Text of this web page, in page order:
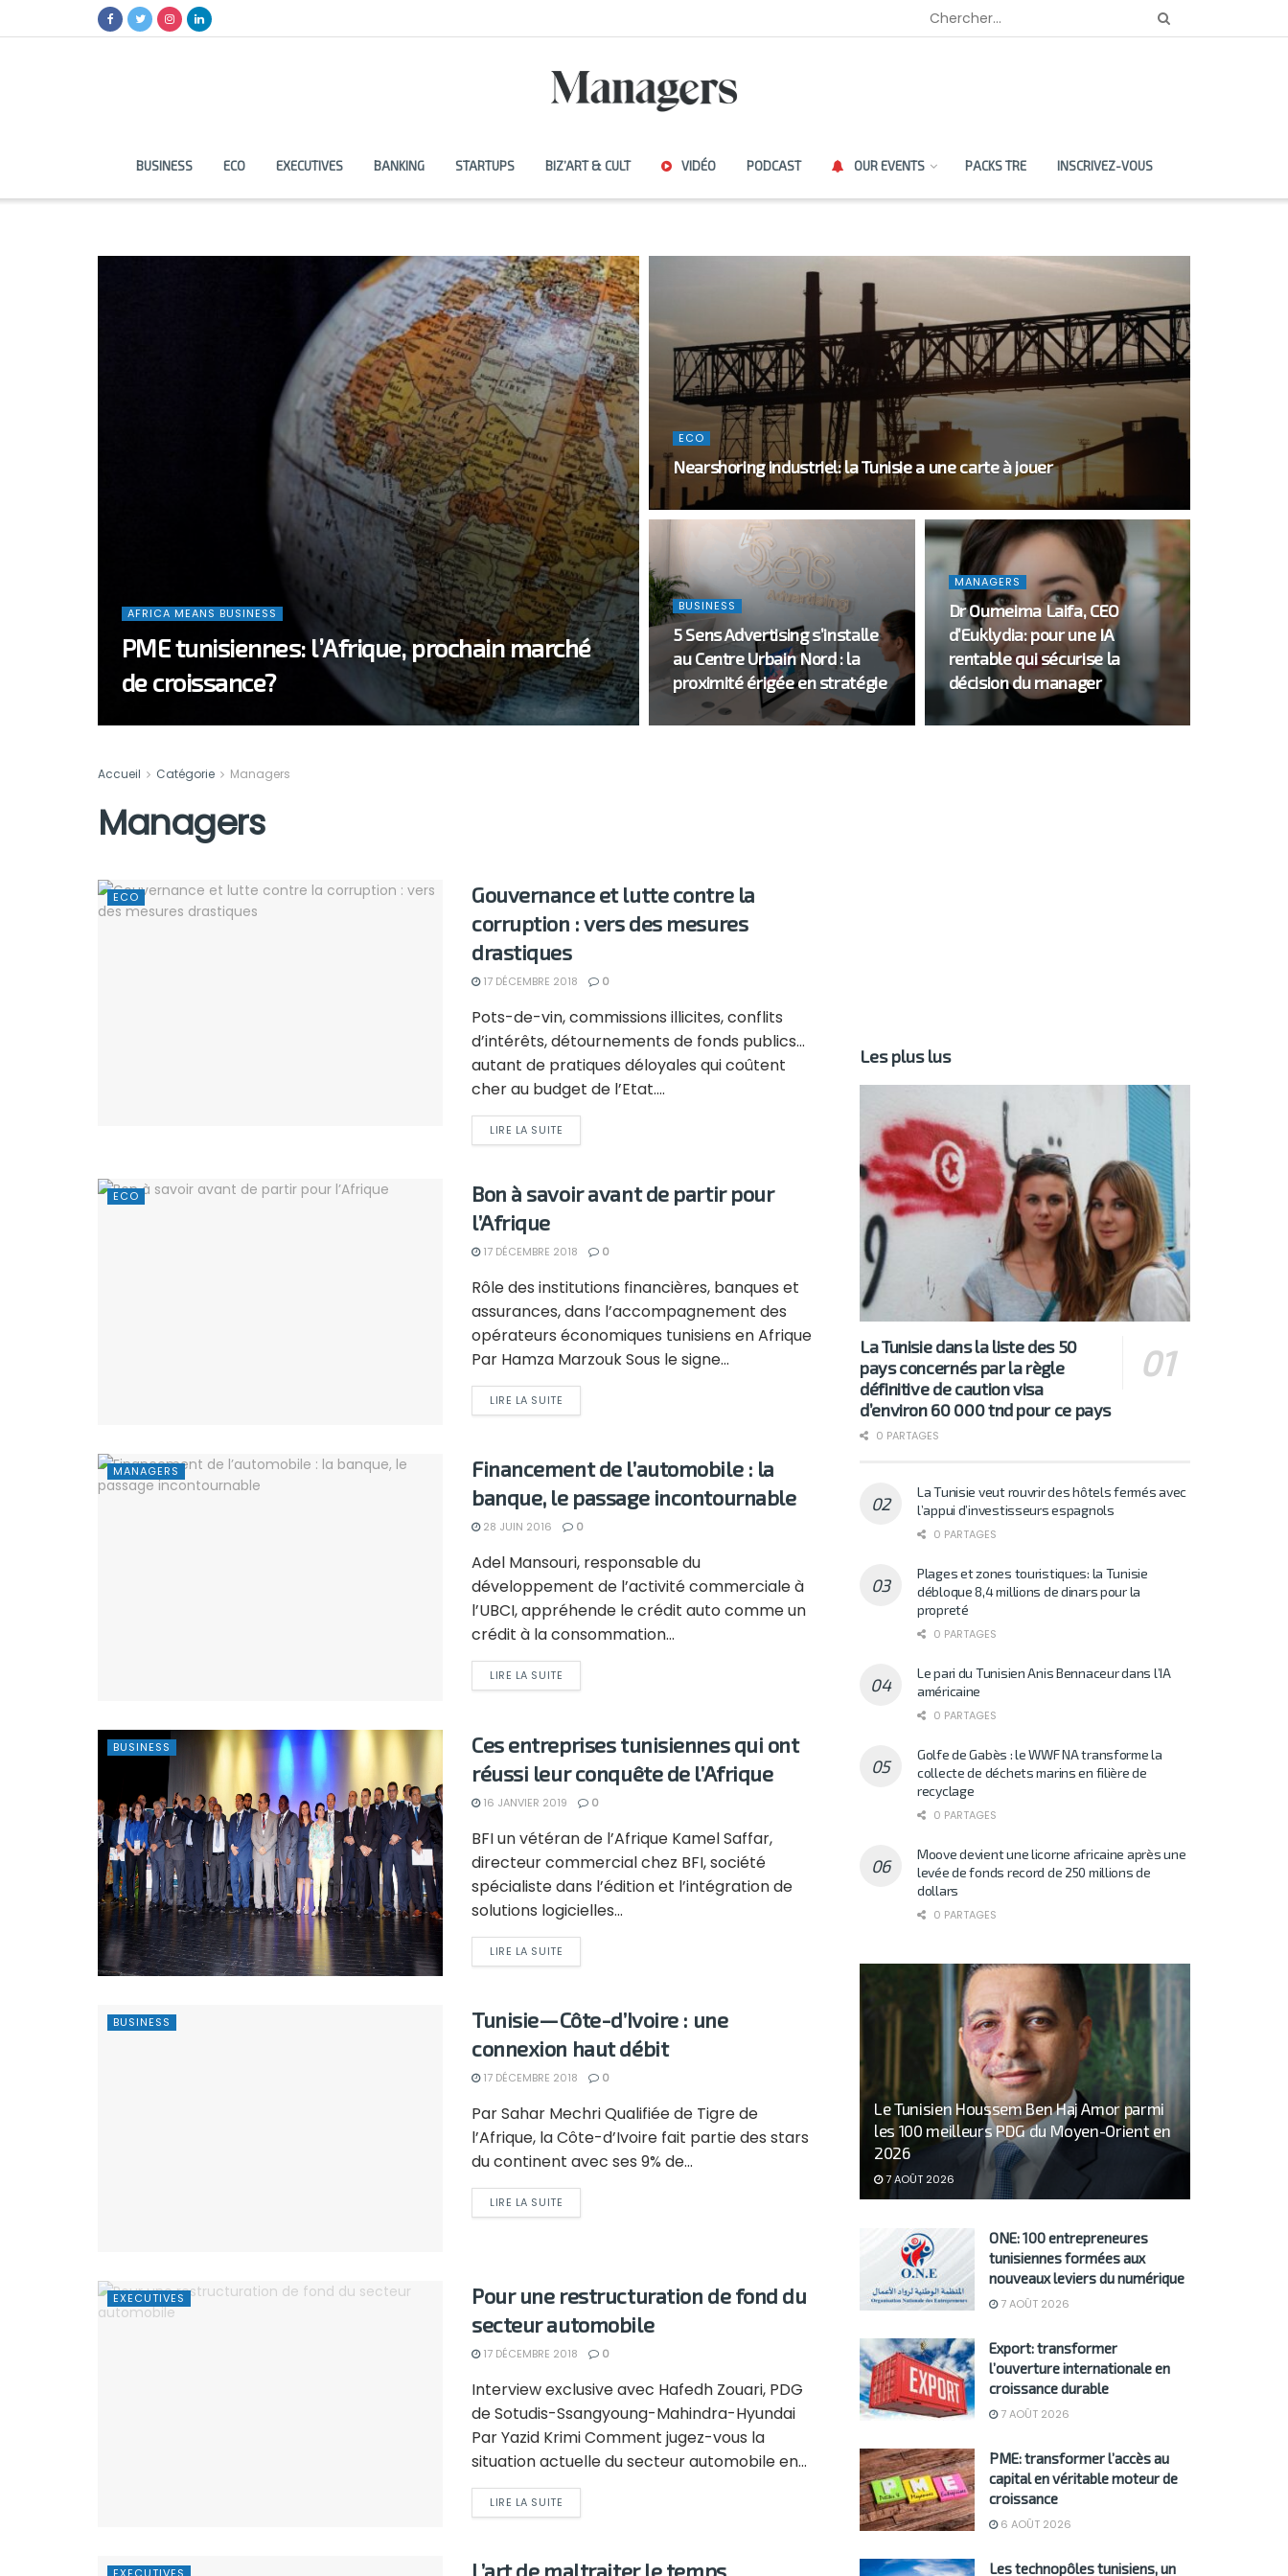
BUSINESS ECO EXECUTIVES BANKING STARTUPS BIZ’ART & CULT VIDÉO PODCAST OUR EVENTS PACKS TRE INSCRIVEZ-VOUS
AFRICA MEANS BUSINESS
PME tunisiennes: l’Afrique, prochain marché
de croissance?
ECO
Nearshoring industriel: la Tunisie a une carte à jouer
BUSINESS
5 Sens Advertising s’installe
au Centre Urbain Nord : la
proximité érigée en stratégie
MANAGERS
Dr Oumeima Laifa, CEO
d’Euklydia: pour une IA
rentable qui sécurise la
décision du manager
Accueil Catégorie Managers
Managers
ECO
Gouvernance et lutte contre la
corruption : vers des mesures
drastiques
17 DÉCEMBRE 2018 0
Pots-de-vin, commissions illicites, conflits
d’intérêts, détournements de fonds publics…
autant de pratiques déloyales qui coûtent
cher au budget de l’Etat....
LIRE LA SUITE
ECO
Bon à savoir avant de partir pour
l’Afrique
17 DÉCEMBRE 2018 0
Rôle des institutions financières, banques et
assurances, dans l’accompagnement des
opérateurs économiques tunisiens en Afrique
Par Hamza Marzouk Sous le signe...
LIRE LA SUITE
MANAGERS
Financement de l’automobile : la
banque, le passage incontournable
28 JUIN 2016 0
Adel Mansouri, responsable du
développement de l’activité commerciale à
l’UBCI, appréhende le crédit auto comme un
crédit à la consommation...
LIRE LA SUITE
BUSINESS
Ces entreprises tunisiennes qui ont
réussi leur conquête de l’Afrique
16 JANVIER 2019 0
BFI un vétéran de l’Afrique Kamel Saffar,
directeur commercial chez BFI, société
spécialiste dans l’édition et l’intégration de
solutions logicielles...
LIRE LA SUITE
BUSINESS
Tunisie — Côte-d’Ivoire : une
connexion haut débit
17 DÉCEMBRE 2018 0
Par Sahar Mechri Qualifiée de Tigre de
l’Afrique, la Côte-d’Ivoire fait partie des stars
du continent avec ses 9% de...
LIRE LA SUITE
EXECUTIVES
Pour une restructuration de fond du
secteur automobile
17 DÉCEMBRE 2018 0
Interview exclusive avec Hafedh Zouari, PDG
de Sotudis-Ssangyoung-Mahindra-Hyundai
Par Yazid Krimi Comment jugez-vous la
situation actuelle du secteur automobile en...
LIRE LA SUITE
L’art de maltraiter le temps
Les plus lus
La Tunisie dans la liste des 50
pays concernés par la règle
définitive de caution visa
d’environ 60 000 tnd pour ce pays
0 PARTAGES
La Tunisie veut rouvrir des hôtels fermés avec
l’appui d’investisseurs espagnols
0 PARTAGES
Plages et zones touristiques: la Tunisie
débloque 8,4 millions de dinars pour la
propreté
0 PARTAGES
Le pari du Tunisien Anis Bennaceur dans l’IA
américaine
0 PARTAGES
Golfe de Gabès : le WWF NA transforme la
collecte de déchets marins en filière de
recyclage
0 PARTAGES
Moove devient une licorne africaine après une
levée de fonds record de 250 millions de
dollars
0 PARTAGES
Le Tunisien Houssem Ben Haj Amor parmi
les 100 meilleurs PDG du Moyen-Orient en
2026
7 AOÛT 2026
ONE: 100 entrepreneures
tunisiennes formées aux
nouveaux leviers du numérique
7 AOÛT 2026
Export: transformer
l’ouverture internationale en
croissance durable
7 AOÛT 2026
PME: transformer l’accès au
capital en véritable moteur de
croissance
6 AOÛT 2026
Les technopôles tunisiens, un